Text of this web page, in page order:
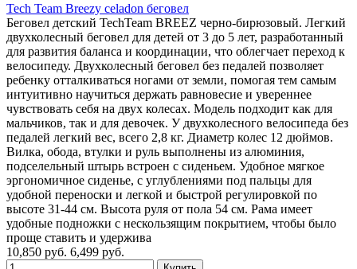
Tech Team Breezy celadon беговел
Беговел детский TechTeam BREEZ черно-бирюзовый. Легкий
двухколесный беговел для детей от 3 до 5 лет, разработанный
для развития баланса и координации, что облегчает переход к
велосипеду. Двухколесный беговел без педалей позволяет
ребенку отталкиваться ногами от земли, помогая тем самым
интуитивно научиться держать равновесие и увереннее
чувствовать себя на двух колесах. Модель подходит как для
мальчиков, так и для девочек. У двухколесного велосипеда без
педалей легкий вес, всего 2,8 кг. Диаметр колес 12 дюймов.
Вилка, обода, втулки и руль выполнены из алюминия,
подселельный штырь встроен с сиденьем. Удобное мягкое
эргономичное сиденье, с углублениями под пальцы для
удобной переноски и легкой и быстрой регулировкой по
высоте 31-44 см. Высота руля от пола 54 см. Рама имеет
удобные подножки с нескользящим покрытием, чтобы было
проще ставить и удержива
10,850 руб. 6,499 руб.